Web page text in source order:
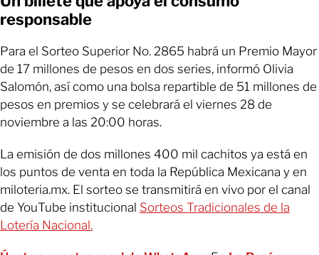
responsable
Para el Sorteo Superior No. 2865 habrá un Premio Mayor
de 17 millones de pesos en dos series, informó Olivia
Salomón, así como una bolsa repartible de 51 millones de
pesos en premios y se celebrará el viernes 28 de
noviembre a las 20:00 horas.
La emisión de dos millones 400 mil cachitos ya está en
los puntos de venta en toda la República Mexicana y en
miloteria.mx. El sorteo se transmitirá en vivo por el canal
de YouTube institucional Sorteos Tradicionales de la
Lotería Nacional.